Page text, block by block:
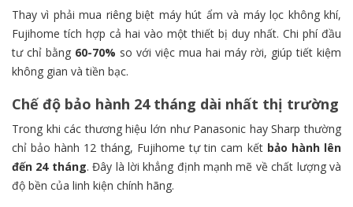
Thay vì phải mua riêng biệt máy hút ẩm và máy lọc không khí,
Fujihome tích hợp cả hai vào một thiết bị duy nhất. Chi phí đầu
tư chỉ bằng 60-70% so với việc mua hai máy rời, giúp tiết kiệm
không gian và tiền bạc.
Chế độ bảo hành 24 tháng dài nhất thị trường
Trong khi các thương hiệu lớn như Panasonic hay Sharp thường
chỉ bảo hành 12 tháng, Fujihome tự tin cam kết bảo hành lên
đến 24 tháng. Đây là lời khẳng định mạnh mẽ về chất lượng và
độ bền của linh kiện chính hãng.